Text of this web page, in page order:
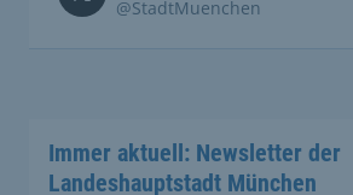
@StadtMuenchen
Immer aktuell: Newsletter der
Landeshauptstadt München